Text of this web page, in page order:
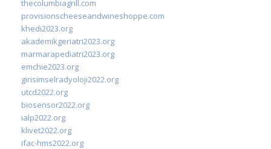
thecolumbiagrill.com
provisionscheeseandwineshoppe.com
khedi2023.org
akademikgeriatri2023.org
marmarapediatri2023.org
emchie2023.org
girisimselradyoloji2022.org
utcd2022.org
biosensor2022.org
ialp2022.org
klivet2022.org
ifac-hms2022.org